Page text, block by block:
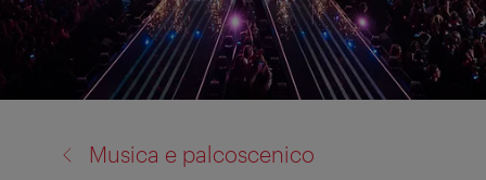
Musica e palcoscenico